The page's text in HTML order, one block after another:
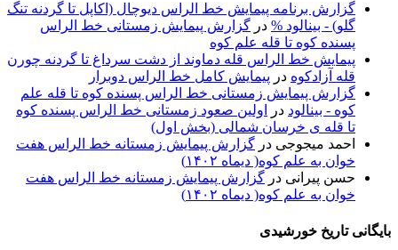
گزارش برنامه پيمايش خط الراس ديوچال (اكاپل تا گردنه تنگ
گلو) - بينالود % در گزارش پیمایش زمستانی خط الراس
پسنده کوه تا قله علم کوه
پيمايش خط الراس قله دماوند از دشت سرداغ تا گردنه چورن
قله آزادكوه در پیمایش کامل خط الراس دوبرار
گزارش پیمایش زمستانی خط الراس پسنده کوه تا قله علم
کوه - بينالود در
اولین صعود زمستانی خط الراس پسنده کوه
تا قله ی خرسان شمالی (بخش اول)
احمد میجوجی در گزارش پیمایش زمستانه خط الراس هفت
خوان به علم کوه( دیماه ۱۴۰۲)
حسن پیرانی در گزارش پیمایش زمستانه خط الراس هفت
خوان به علم کوه( دیماه ۱۴۰۲)
بایگانی تاریخ خورشیدی